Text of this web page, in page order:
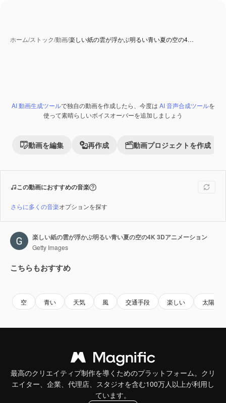
ホーム/ストック/動画/楽しい紙の雲が浮かぶ明るい青い夏の空の4…
Premium
AI 動画生成ツールで独自の動画を作成したら、今度は AI 音声合成ツールを
使って素晴らしいボイスオーバーを追加しましょう
動画を編集 再作成 動画プロジェクトを作成
この動画におすすめの音楽
さらに多くの音楽オプションを探す
楽しい紙の雲が浮かぶ明るい青い夏の空の4K 3Dアニメーション
Getty Images
こちらもおすすめ
空 青い 天気 風 交通手段 楽しい 太陽
最高のクリエイティブ制作を導くためのプラットフォーム。クリ
エイター、企業、代理店、スタジオを含む100万人以上が利用し
ています。